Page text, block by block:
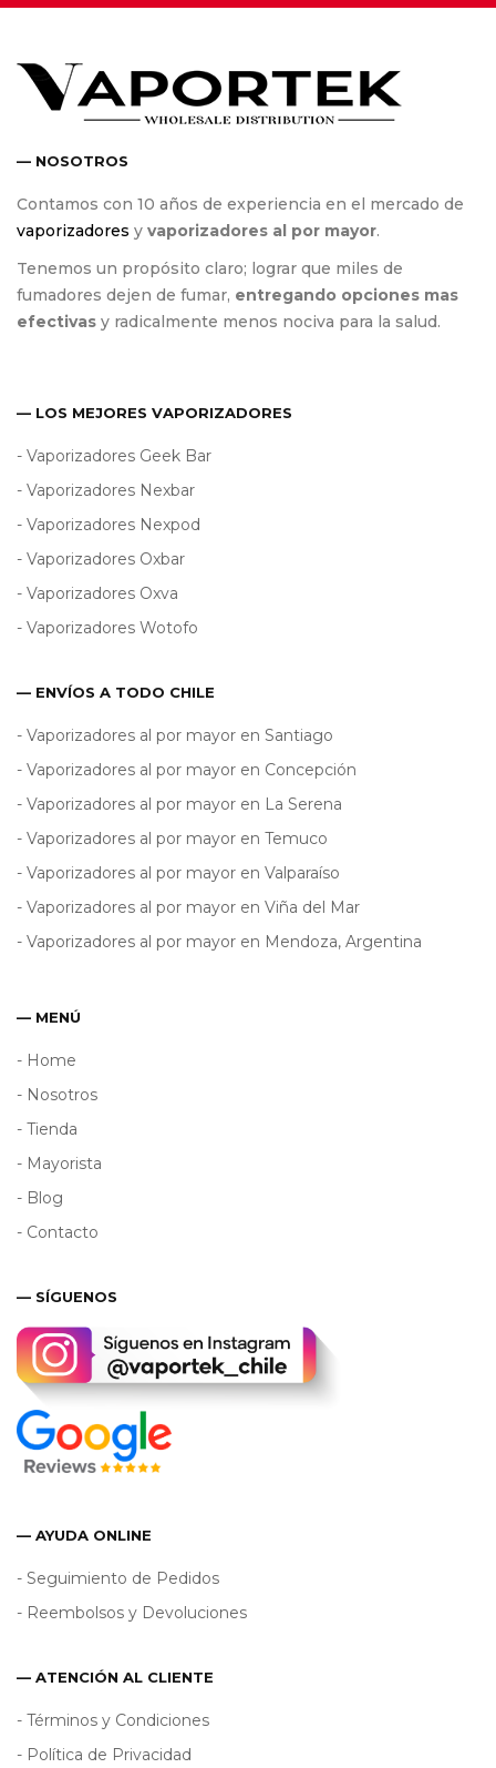
— NOSOTROS
Contamos con 10 años de experiencia en el mercado de
vaporizadores y vaporizadores al por mayor.
Tenemos un propósito claro; lograr que miles de
fumadores dejen de fumar, entregando opciones mas
efectivas y radicalmente menos nociva para la salud.
— LOS MEJORES VAPORIZADORES
- Vaporizadores Geek Bar
- Vaporizadores Nexbar
- Vaporizadores Nexpod
- Vaporizadores Oxbar
- Vaporizadores Oxva
- Vaporizadores Wotofo
— ENVÍOS A TODO CHILE
- Vaporizadores al por mayor en Santiago
- Vaporizadores al por mayor en Concepción
- Vaporizadores al por mayor en La Serena
- Vaporizadores al por mayor en Temuco
- Vaporizadores al por mayor en Valparaíso
- Vaporizadores al por mayor en Viña del Mar
- Vaporizadores al por mayor en Mendoza, Argentina
— MENÚ
- Home
- Nosotros
- Tienda
- Mayorista
- Blog
- Contacto
— SÍGUENOS
— AYUDA ONLINE
- Seguimiento de Pedidos
- Reembolsos y Devoluciones
— ATENCIÓN AL CLIENTE
- Términos y Condiciones
- Política de Privacidad